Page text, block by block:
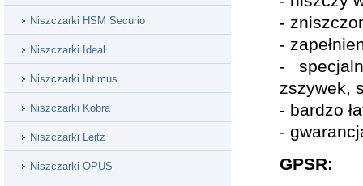
-
-
-
zszywek,
- bardzo
-
GPSR:
Niszczarki HSM Securio
Niszczarki Ideal
Niszczarki Intimus
Niszczarki Kobra
Niszczarki Leitz
Niszczarki OPUS